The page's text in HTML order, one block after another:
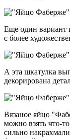
Еще один вариант
с более
А эта шкатулка
декорирована
Вязаное яйцо
можно взять что-
сильно